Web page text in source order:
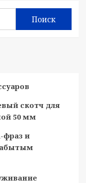
Поиск
скотч для
50 мм
фраз и